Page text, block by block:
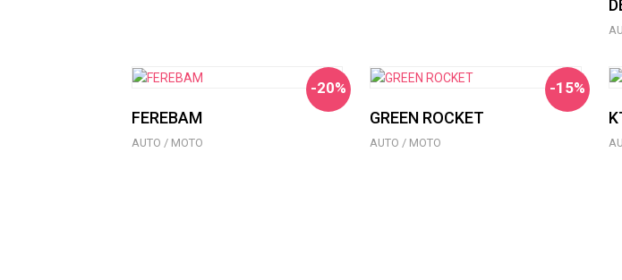
-20%
FEREBAM
AUTO / MOTO
-15%
GREEN ROCKET
AUTO / MOTO